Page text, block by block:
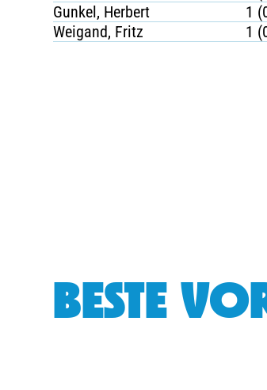
Gunkel, Herbert
1
Weigand, Fritz
1
BESTE